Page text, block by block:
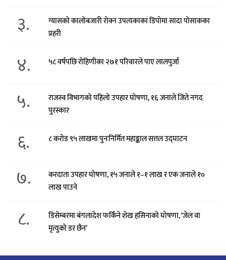
३.
ग्यासको कालोबजारी रोक्न उपत्यकाका डिपोमा सादा पोसाकका
प्रहरी
४. ५८ वर्षपछि रोहिणीका २७१ परिवारले पाए लालपुर्जा
५.
राजस्व विभागको पहिलो उपहार घोषणा, १६ जनाले जिते नगद
पुरस्कार
६. ८ करोड ९५ लाखमा पुनःनिर्मित महाङ्काल सत्तल उद्घाटन
७.
करदाता उपहार घोषणा, १५ जनाले १–१ लाख र एक जनाले १०
लाख पाउने
८.
डिसेम्बरमा बंगलादेश फर्किने शेख हसिनाको घोषणा, ‘जेल वा
मृत्युको डर छैन’